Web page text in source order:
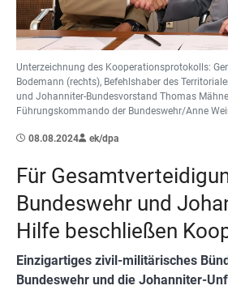
Unterzeichnung des Kooperationsprotokolls:
Bodemann (rechts), Befehlshaber des
und Johanniter-Bundesvorstand Thomas
Führungskommando der Bundeswehr/Anne
08.08.2024 ek/dpa
Für
Bundeswehr und
Hilfe beschließen
Einzigartiges zivil-militärisches
Bundeswehr und die Johanniter-